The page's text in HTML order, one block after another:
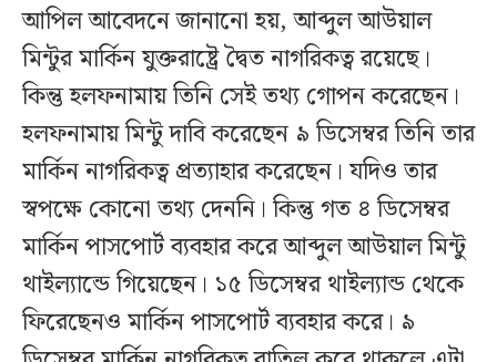
আপিল আবেদনে জানানো হয়, আব্দুল আউয়াল
মিন্টুর মার্কিন যুক্তরাষ্ট্রে দ্বৈত নাগরিকত্ব রয়েছে।
কিন্তু হলফনামায় তিনি সেই তথ্য গোপন করেছেন।
হলফনামায় মিন্টু দাবি করেছেন ৯ ডিসেম্বর তিনি তার
মার্কিন নাগরিকত্ব প্রত্যাহার করেছেন। যদিও তার
স্বপক্ষে কোনো তথ্য দেননি। কিন্তু গত ৪ ডিসেম্বর
মার্কিন পাসপোর্ট ব্যবহার করে আব্দুল আউয়াল মিন্টু
থাইল্যান্ডে গিয়েছেন। ১৫ ডিসেম্বর থাইল্যান্ড থেকে
ফিরেছেনও মার্কিন পাসপোর্ট ব্যবহার করে। ৯